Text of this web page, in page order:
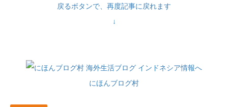
戻るボタンで、再度記事に戻れます
↓
にほんブログ村